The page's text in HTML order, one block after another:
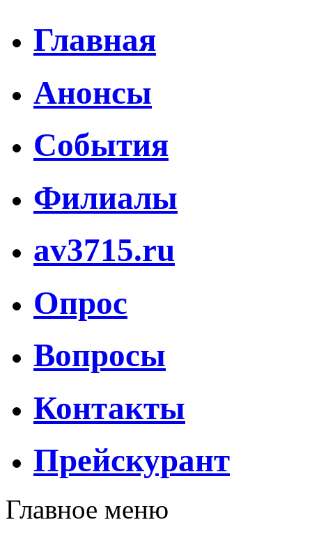
Главная
Анонсы
События
Филиалы
av3715.ru
Опрос
Вопросы
Контакты
Прейскурант
Главное меню